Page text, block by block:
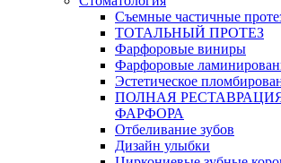
Съемные частичные
ТОТАЛЬНЫЙ ПРОТЕЗ
Фарфоровые виниры
Фарфоровые
Эстетическое
ПОЛНАЯ
ФАРФОРА
Отбеливание зубов
Дизайн улыбки